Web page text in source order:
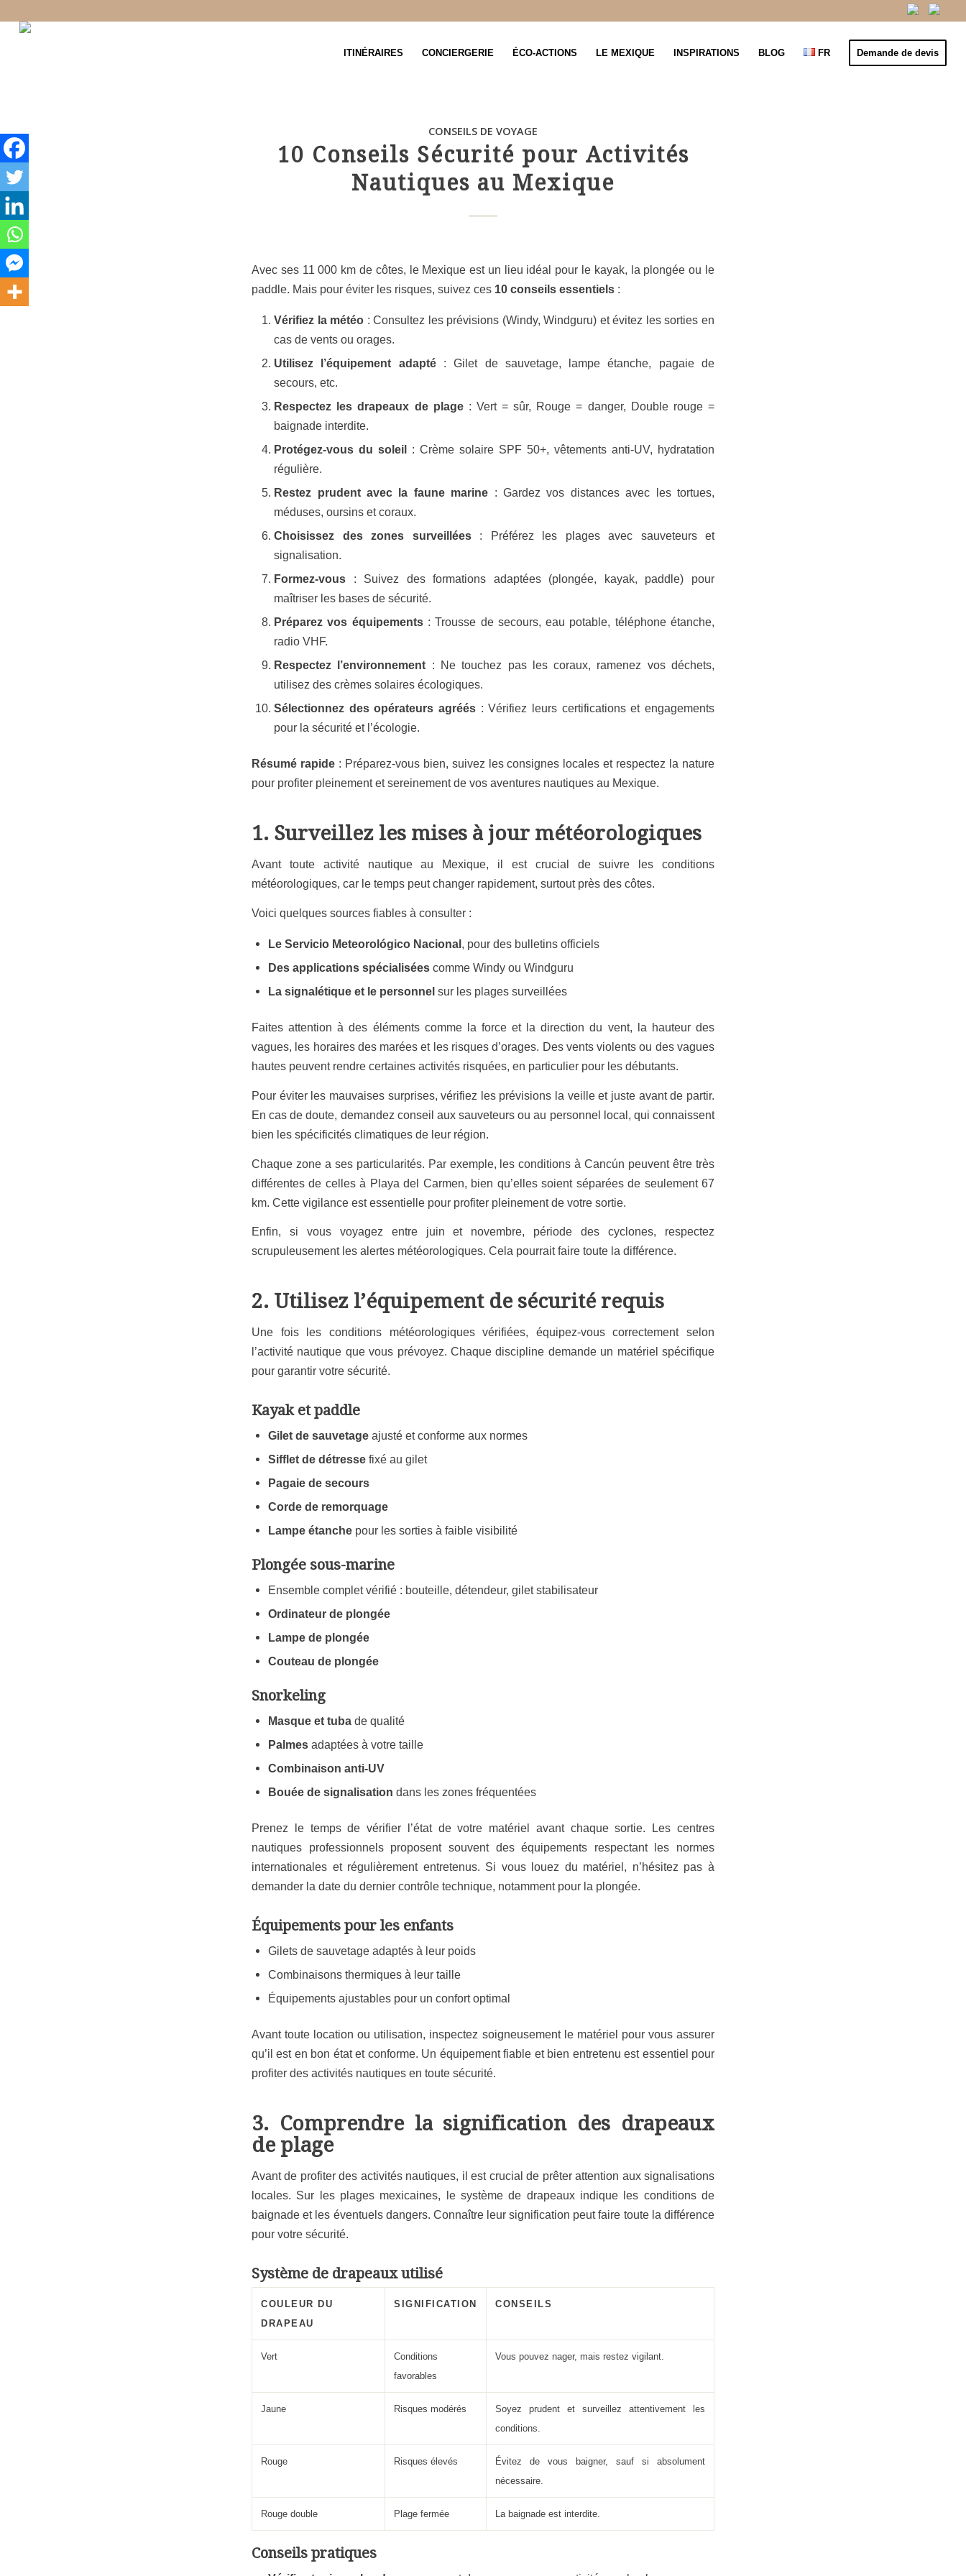
ITINÉRAIRES CONCIERGERIE ÉCO-ACTIONS LE MEXIQUE INSPIRATIONS BLOG FR Demande de devis
CONSEILS DE VOYAGE
10 Conseils Sécurité pour Activités
Nautiques au Mexique
Avec ses 11 000 km de côtes, le Mexique est un lieu idéal pour le kayak, la plongée ou le
paddle. Mais pour éviter les risques, suivez ces 10 conseils essentiels :
Vérifiez la météo : Consultez les prévisions (Windy,Windguru) et évitez les sorties en
cas de vents ou orages.
Utilisez l’équipement adapté: Gilet de sauvetage, lampe étanche, pagaie de
secours, etc.
Respectez les drapeaux de plage: Vert = sûr, Rouge = danger, Double rouge =
baignade interdite.
Protégez-vous du soleil
: Crème solaire SPF 50+, vêtements anti-UV, hydratation
régulière.
Restez prudent avec la faune marine : Gardez vos distances avec les tortues,
méduses, oursins et coraux.
Choisissez des zones surveillées: Préférez les plages avec sauveteurs et
signalisation.
Formez-vous : Suivez des formations adaptées (plongée, kayak, paddle) pour
maîtriser les bases de sécurité.
Préparez vos équipements: Trousse de secours, eau potable, téléphone étanche,
radio VHF.
Respectez l’environnement : Ne touchez pas les coraux, ramenez vos déchets,
utilisez des crèmes solaires écologiques.
Sélectionnez des opérateurs agréés : Vérifiez leurs certifications et engagements
pour la sécurité et l’écologie.
Résumé rapide: Préparez-vous bien, suivez les consignes locales et respectez la nature
pour profiter pleinement et sereinement de vos aventures nautiques au Mexique.
1. Surveillez les mises à jour météorologiques
Avant toute activité nautique au Mexique, il est crucial de suivre les conditions
météorologiques, car le temps peut changer rapidement, surtout près des côtes.
Voici quelques sources fiables à consulter :
LeServicio Meteorológico Nacional , pour des bulletins officiels
Des applications spécialisées comme Windy ou Windguru
La signalétique et le personnel sur les plages surveillées
Faites attention à des éléments comme la force et la direction du vent, la hauteur des
vagues, les horaires des marées et les risques d’orages. Des vents violents ou des vagues
hautes peuvent rendre certaines activités risquées, en particulier pour les débutants.
Pour éviter les mauvaises surprises, vérifiez les prévisions la veille et juste avant de partir.
En cas de doute, demandez conseil aux sauveteurs ou au personnel local, qui connaissent
bien les spécificités climatiques de leur région.
Chaque zone a ses particularités. Par exemple, les conditions à Cancún peuvent être très
différentes de celles à Playa del Carmen, bien qu’elles soient séparées de seulement 67
km. Cette vigilance est essentielle pour profiter pleinement de votre sortie.
Enfin, si vous voyagez entre juin et novembre, période des cyclones, respectez
scrupuleusement les alertes météorologiques. Cela pourrait faire toute la différence.
2. Utilisez l’équipement de sécurité requis
Une fois les conditions météorologiques vérifiées, équipez-vous correctement selon
l’activité nautique que vous prévoyez. Chaque discipline demande un matériel spécifique
pour garantir votre sécurité.
Kayak et paddle
Gilet de sauvetage ajusté et conforme aux normes
Sifflet de détresse fixé au gilet
Pagaie de secours
Corde de remorquage
Lampe étanche pour les sorties à faible visibilité
Plongée sous-marine
Ensemble complet vérifié : bouteille, détendeur, gilet stabilisateur
Ordinateur de plongée
Lampe de plongée
Couteau de plongée
Snorkeling
Masque et tuba de qualité
Palmes adaptées à votre taille
Combinaison anti-UV
Bouée de signalisation dans les zones fréquentées
Prenez le temps de vérifier l’état de votre matériel avant chaque sortie. Les centres
nautiques professionnels proposent souvent des équipements respectant les normes
internationales et régulièrement entretenus. Si vous louez du matériel, n’hésitez pas à
demander la date du dernier contrôle technique, notamment pour la plongée.
Équipements pour les enfants
Gilets de sauvetage adaptés à leur poids
Combinaisons thermiques à leur taille
Équipements ajustables pour un confort optimal
Avant toute location ou utilisation, inspectez soigneusement le matériel pour vous assurer
qu’il est en bon état et conforme. Un équipement fiable et bien entretenu est essentiel pour
profiter des activités nautiques en toute sécurité.
3. Comprendre la signification des drapeaux
de plage
Avant de profiter des activités nautiques, il est crucial de prêter attention aux signalisations
locales. Sur les plages mexicaines, le système de drapeaux indique les conditions de
baignade et les éventuels dangers. Connaître leur signification peut faire toute la différence
pour votre sécurité.
Système de drapeaux utilisé
COULEUR DU
DRAPEAU
SIGNIFICATION CONSEILS
Vert
Conditions
favorables
Vous pouvez nager, mais restez vigilant.
Jaune Risques modérés
Soyez prudent et surveillez attentivement les
conditions.
Rouge Risques élevés
Évitez de vous baigner, sauf si absolument
nécessaire.
Rouge double Plage fermée La baignade est interdite.
Conseils pratiques